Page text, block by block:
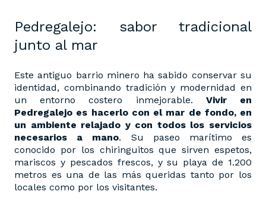
Pedregalejo: sabor tradicional
junto al mar
Este antiguo barrio minero ha sabido conservar su
identidad, combinando tradición y modernidad en
un entorno costero inmejorable. Vivir en
Pedregalejo es hacerlo con el mar de fondo, en
un ambiente relajado y con todos los servicios
necesarios a mano. Su paseo marítimo es
conocido por los chiringuitos que sirven espetos,
mariscos y pescados frescos, y su playa de 1.200
metros es una de las más queridas tanto por los
locales como por los visitantes.